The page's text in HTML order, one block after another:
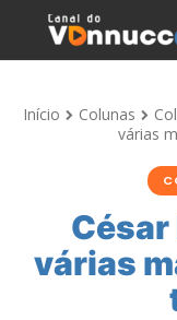
Início Colunas
várias
César
várias